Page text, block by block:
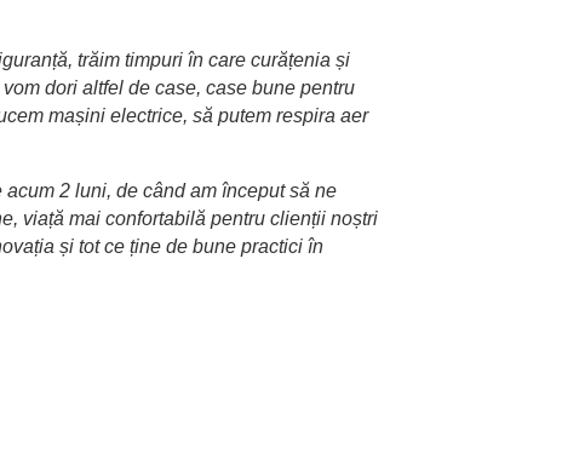
trăim timpuri în care curățenia și
dori altfel de case, case bune pentru
mașini electrice, să putem respira aer
2 luni, de când am început să ne
viață mai confortabilă pentru clienții noștri
și tot ce ține de bune practici în